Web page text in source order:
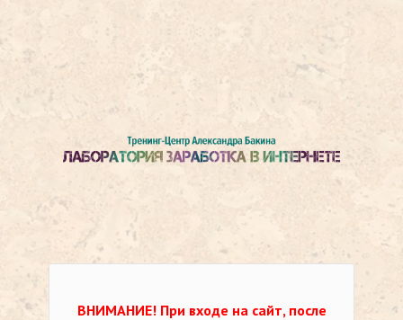
ВНИМАНИЕ! При входе на сайт, после